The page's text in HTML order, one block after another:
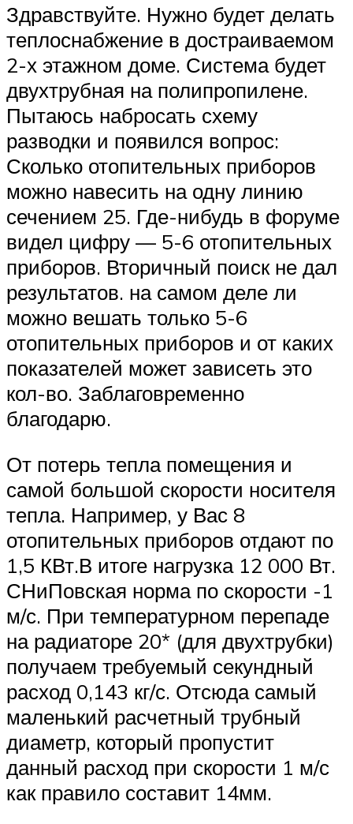
Здравствуйте. Нужно будет делать
теплоснабжение в достраиваемом
2-х этажном доме. Система будет
двухтрубная на полипропилене.
Пытаюсь набросать схему
разводки и появился вопрос:
Сколько отопительных приборов
можно навесить на одну линию
сечением 25. Где-нибудь в форуме
видел цифру — 5-6 отопительных
приборов. Вторичный поиск не дал
результатов. на самом деле ли
можно вешать только 5-6
отопительных приборов и от каких
показателей может зависеть это
кол-во. Заблаговременно
благодарю.
От потерь тепла помещения и
самой большой скорости носителя
тепла. Например, у Вас 8
отопительных приборов отдают по
1,5 КВт.В итоге нагрузка 12 000 Вт.
СНиПовская норма по скорости -1
м/с. При температурном перепаде
на радиаторе 20* (для двухтрубки)
получаем требуемый секундный
расход 0,143 кг/с. Отсюда самый
маленький расчетный трубный
диаметр, который пропустит
данный расход при скорости 1 м/с
как правило составит 14мм.